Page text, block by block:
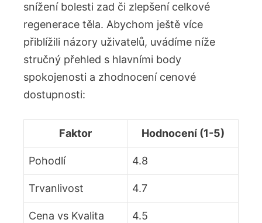
snížení bolesti zad či zlepšení celkové
regenerace těla. Abychom ještě více
přiblížili názory uživatelů, uvádíme níže
stručný přehled s hlavními body
spokojenosti a zhodnocení cenové
dostupnosti:
Faktor Hodnocení (1-5)
Pohodlí 4.8
Trvanlivost 4.7
Cena vs Kvalita 4.5